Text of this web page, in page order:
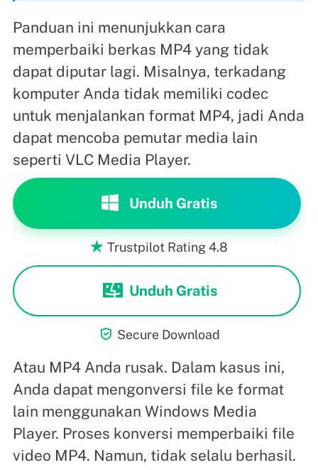
Panduan ini menunjukkan cara
memperbaiki berkas MP4 yang tidak
dapat diputar lagi. Misalnya, terkadang
komputer Anda tidak memiliki codec
untuk menjalankan format MP4, jadi Anda
dapat mencoba pemutar media lain
seperti VLC Media Player.
Unduh Gratis
 Trustpilot Rating 4.8
Unduh Gratis
 Secure Download
Atau MP4 Anda rusak. Dalam kasus ini,
Anda dapat mengonversi file ke format
lain menggunakan Windows Media
Player. Proses konversi memperbaiki file
video MP4. Namun, tidak selalu berhasil.